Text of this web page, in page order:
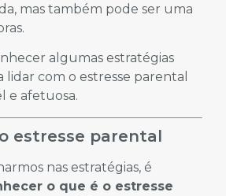
mas também pode ser uma
algumas estratégias
lidar com o estresse parental
e afetuosa.
estresse parental
nas estratégias, é
o que é o estresse